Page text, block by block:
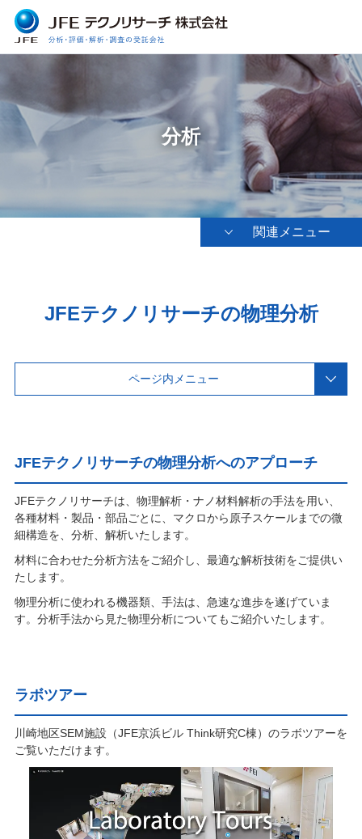
分析
関連メニュー
JFEテクノリサーチの物理分析
ページ内メニュー
JFEテクノリサーチの物理分析へのアプローチ
JFEテクノリサーチは、物理解析・ナノ材料解析の手法を用い、
各種材料・製品・部品ごとに、マクロから原子スケールまでの微
細構造を、分析、解析いたします。
材料に合わせた分析方法をご紹介し、最適な解析技術をご提供い
たします。
物理分析に使われる機器類、手法は、急速な進歩を遂げていま
す。分析手法から見た物理分析についてもご紹介いたします。
ラボツアー
川崎地区SEM施設（JFE京浜ビル Think研究C棟）のラボツアーを
ご覧いただけます。